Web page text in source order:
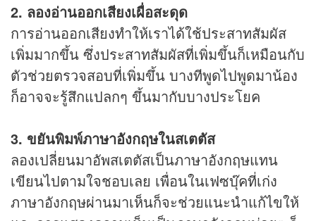
2. ลองอ่านออกเสียงเผื่อสะดุด
การอ่านออกเสียงทำให้เราได้ใช้ประสาทสัมผัส
เพิ่มมากขึ้น ซึ่งประสาทสัมผัสที่เพิ่มขึ้นก็เหมือนกับ
ตัวช่วยตรวจสอบที่เพิ่มขึ้น บางทีพูดไปพูดมาน้อง
ก็อาจจะรู้สึกแปลกๆ ขึ้นมากับบางประโยค
3. ขยันพิมพ์ภาษาอังกฤษในสเตตัส
ลองเปลี่ยนมาอัพสเตตัสเป็นภาษาอังกฤษแทน
เขียนไปตามใจชอบเลย เพื่อนในเฟซบุ๊คที่เก่ง
ภาษาอังกฤษผ่านมาเห็นก็จะช่วยแนะนำแก้ไขให้